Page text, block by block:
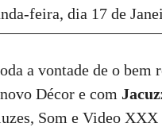
feira, dia 17 de
a vontade de o bem
Décor e com
Som e Video XXX